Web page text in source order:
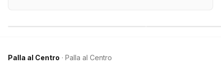
Palla al Centro · Palla al Centro